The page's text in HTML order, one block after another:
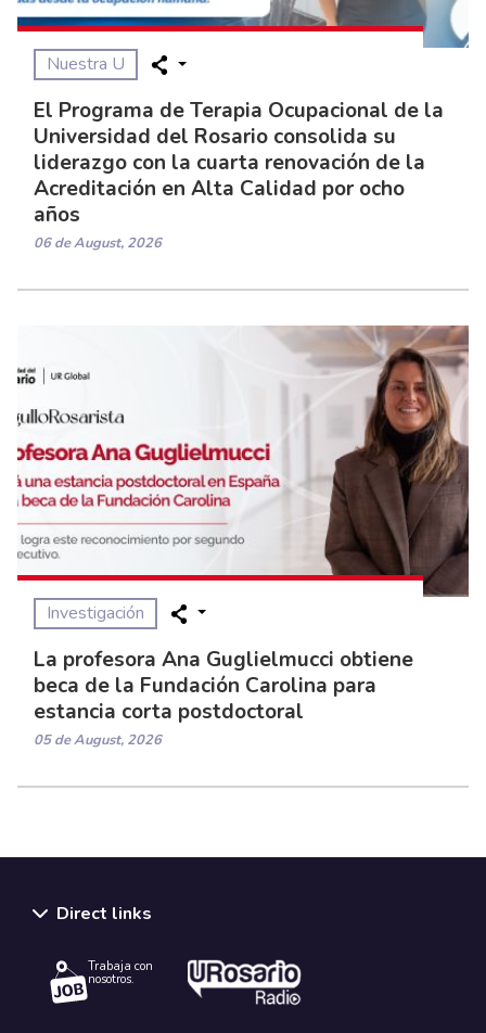
Nuestra U
El Programa de Terapia Ocupacional de la
Universidad del Rosario consolida su
liderazgo con la cuarta renovación de la
Acreditación en Alta Calidad por ocho
años
06 de August, 2026
Investigación
La profesora Ana Guglielmucci obtiene
beca de la Fundación Carolina para
estancia corta postdoctoral
05 de August, 2026
Direct links
Trabaja con
nosotros.